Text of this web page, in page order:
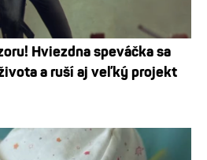
Hviezdna speváčka sa
a ruší aj veľký projekt